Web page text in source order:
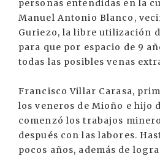
personas entendidas en la
Manuel Antonio Blanco,
Guriezo, la libre utilización
para que por espacio de 9
todas las posibles venas
Francisco Villar Carasa,
los veneros de Mioño e hijo
comenzó los trabajos
después con las labores.
pocos años, además de